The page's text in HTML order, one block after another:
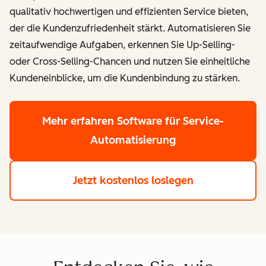
qualitativ hochwertigen und effizienten Service bieten,
der die Kundenzufriedenheit stärkt. Automatisieren Sie
zeitaufwendige Aufgaben, erkennen Sie Up-Selling-
oder Cross-Selling-Chancen und nutzen Sie einheitliche
Kundeneinblicke, um die Kundenbindung zu stärken.
Mehr erfahren Software für Service-
Automatisierung
Jetzt kostenlos loslegen